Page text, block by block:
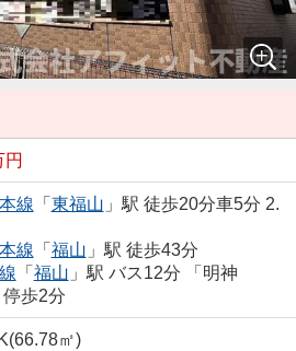
円
線 「 東福山 」駅 徒歩20分車5分 2.
線 「 福山 」駅 徒歩43分
「 福山 」駅 バス12分 「明神
歩2分
㎡)